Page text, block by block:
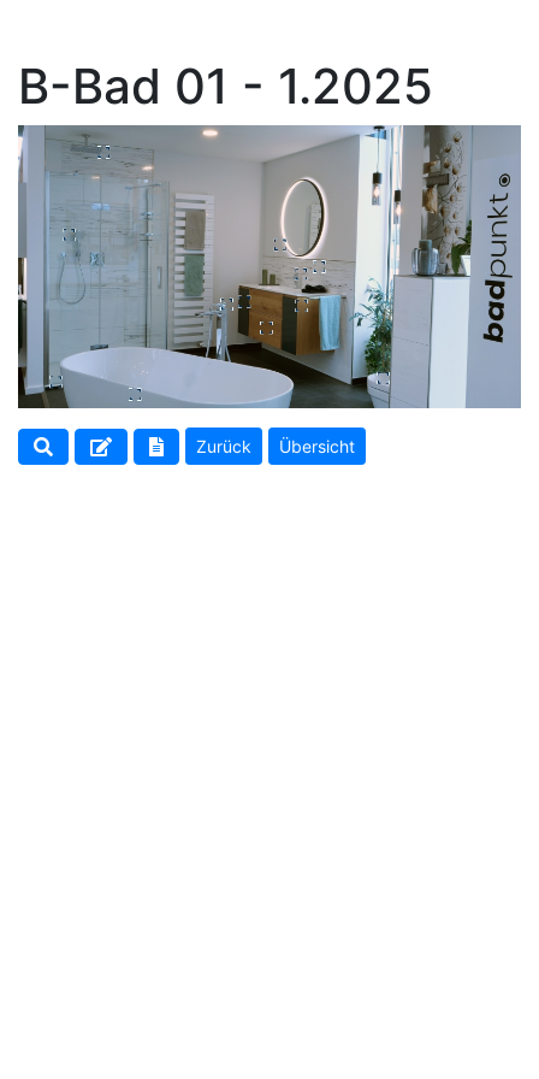
B-Bad 01 - 1.2025
Zurück Übersicht